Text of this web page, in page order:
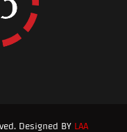
Designed BYLAA